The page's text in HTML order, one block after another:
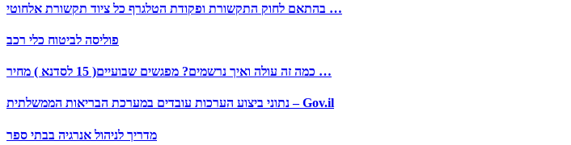
בהתאם לחוק התקשורת ופקודת הטלגרף כל ציוד תקשורת אלחוטי …
פוליסה לביטוח כלי רכב
כמה זה עולה ואיך נרשמים? מפגשים שבועיים( 15 לסדנא ) מחיר …
נתוני ביצוע הערכות עובדים במערכת הבריאות הממשלתית – Gov.il
מדריך לניהול אנרגיה בבתי ספר